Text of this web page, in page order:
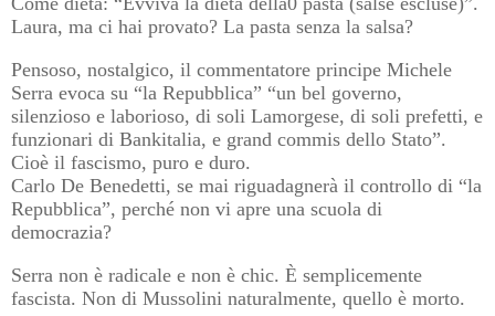
Laura, ma ci hai provato? La pasta senza la salsa?
Pensoso, nostalgico, il commentatore principe Michele
Serra evoca su “la Repubblica” “un bel governo,
silenzioso e laborioso, di soli Lamorgese, di soli prefetti, e
funzionari di Bankitalia, e grand commis dello Stato”.
Cioè il fascismo, puro e duro.
Carlo De Benedetti, se mai riguadagnerà il controllo di “la
Repubblica”, perché non vi apre una scuola di
democrazia?
Serra non è radicale e non è chic. È semplicemente
fascista. Non di Mussolini naturalmente, quello è morto.